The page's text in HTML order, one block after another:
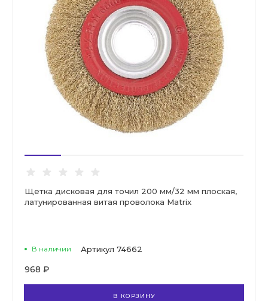
Щетка дисковая для точил 200 мм/32 мм плоская,
латунированная витая проволока Matrix
В наличии Артикул 74662
968 ₽
В КОРЗИНУ